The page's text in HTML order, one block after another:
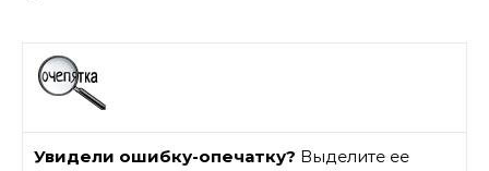
Увидели ошибку-опечатку? Выделите ее